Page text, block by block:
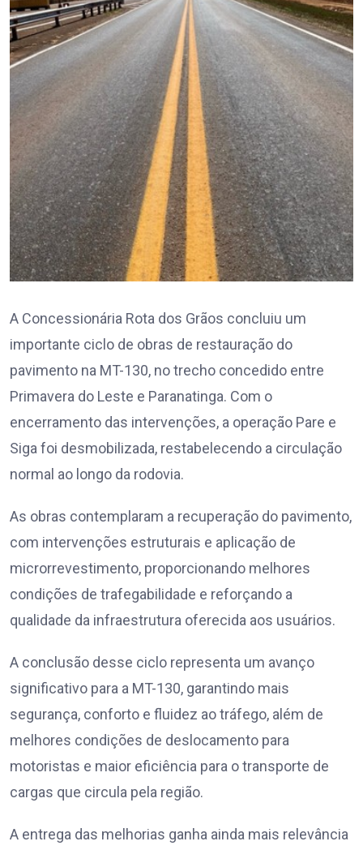
A Concessionária Rota dos Grãos concluiu um
importante ciclo de obras de restauração do
pavimento na MT-130, no trecho concedido entre
Primavera do Leste e Paranatinga. Com o
encerramento das intervenções, a operação Pare e
Siga foi desmobilizada, restabelecendo a circulação
normal ao longo da rodovia.
As obras contemplaram a recuperação do pavimento,
com intervenções estruturais e aplicação de
microrrevestimento, proporcionando melhores
condições de trafegabilidade e reforçando a
qualidade da infraestrutura oferecida aos usuários.
A conclusão desse ciclo representa um avanço
significativo para a MT-130, garantindo mais
segurança, conforto e fluidez ao tráfego, além de
melhores condições de deslocamento para
motoristas e maior eficiência para o transporte de
cargas que circula pela região.
A entrega das melhorias ganha ainda mais relevância